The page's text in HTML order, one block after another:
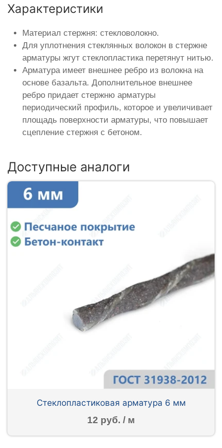
Характеристики
Материал стержня: стекловолокно.
Для уплотнения стеклянных волокон в стержне
арматуры жгут стеклопластика перетянут нитью.
Арматура имеет внешнее ребро из волокна на
основе базальта. Дополнительное внешнее
ребро придает стержню арматуры
периодический профиль, которое и увеличивает
площадь поверхности арматуры, что повышает
сцепление стержня с бетоном.
Доступные аналоги
Стеклопластиковая арматура 6 мм
12 руб. / м